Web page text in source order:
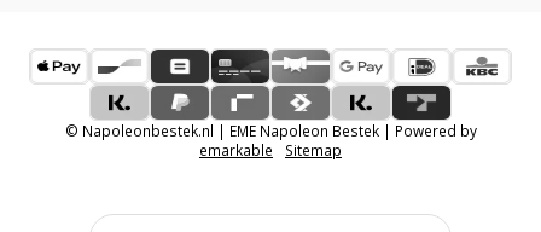
© Napoleonbestek.nl | EME Napoleon Bestek | Powered by
emarkable
Sitemap